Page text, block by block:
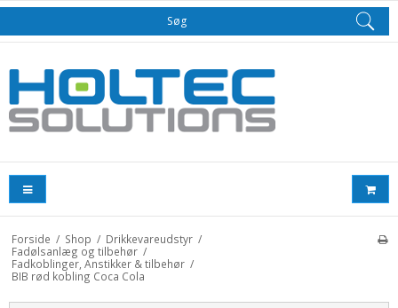
Søg
Forside / Shop / Drikkevareudstyr /
Fadølsanlæg og tilbehør /
Fadkoblinger, Anstikker & tilbehør /
BIB rød kobling Coca Cola